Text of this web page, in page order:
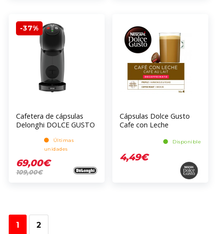
-37%
Cafetera de cápsulas
Delonghi DOLCE GUSTO
Últimas
unidades
69,00€
109,00€
Cápsulas Dolce Gusto
Cafe con Leche
Disponible
4,49€
1 2